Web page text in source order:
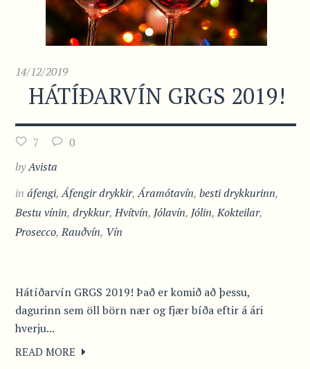
14/12/2019
HÁTÍÐARVÍN GRGS 2019!
7 0
byAvista
ináfengi,Áfengir drykkir,Áramótavín,besti drykkurinn,
Bestu vínin,drykkur,Hvítvín, Jólavín, Jólin,Kokteilar,
Prosecco,Rauðvín, Vín
Hátíðarvín GRGS 2019! Það er komið að þessu,
dagurinn sem öll börn nær og fjær bíða eftir á ári
hverju...
READ MORE